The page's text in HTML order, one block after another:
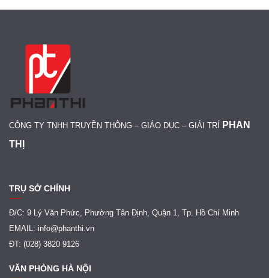
CÔNG TY TNHH TRUYỀN THÔNG – GIÁO DỤC – GIẢI TRÍ PHAN
THỊ
TRỤ SỞ CHÍNH
Đ/C: 9 Lý Văn Phức, Phường Tân Định, Quận 1, Tp. Hồ Chí Minh
EMAIL: info@phanthi.vn
ĐT: (028) 3820 9126
VĂN PHÒNG HÀ NỘI